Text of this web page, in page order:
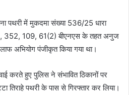
पथरी में मुकदमा संख्या 536/25 धारा
352, 109, 61(2) बीएनएस के तहत अनुज
अभियोग पंजीकृत किया गया था।
करते हुए पुलिस ने संभावित ठिकानों पर
तिराहे पथरी के पास से गिरफ्तार कर लिया।